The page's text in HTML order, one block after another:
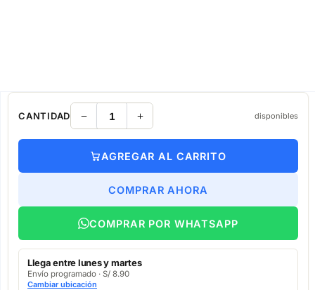
CANTIDAD disponibles
AGREGAR AL CARRITO
COMPRAR AHORA
COMPRAR POR WHATSAPP
Llega entre lunes y martes
Envío programado · S/ 8.90
Cambiar ubicación